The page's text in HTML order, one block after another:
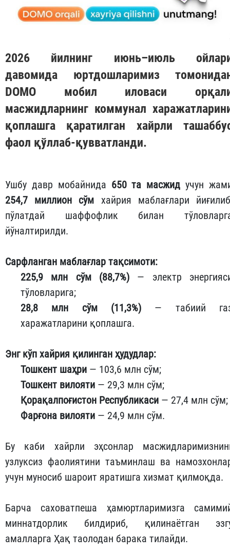
2026 йилнинг июнь–июль
давомида юртдошларимиз
DOMO мобил иловаси
масжидларнинг коммунал
қоплашга қаратилган хайрли
фаол қўллаб-қувватланди.
Ушбу давр мобайнида 650 та масжид учун
254,7 миллион сўм хайрия маблағлари
пўлатдай шаффофлик билан
йўналтирилди.
Сарфланган маблағлар тақсимоти:
225,9 млн сўм (88,7%) — электр
тўловларига;
28,8 млн сўм (11,3%) — табиий
харажатларини қоплашга.
Энг кўп хайрия қилинган ҳудудлар:
Тошкент шаҳри — 103,6 млн сўм;
Тошкент вилояти — 29,3 млн сўм;
Қорақалпоғистон Республикаси — 27,4 млн сўм;
Фарғона вилояти — 24,9 млн сўм.
Бу каби хайрли эҳсонлар
узлуксиз фаолиятини таъминлаш ва
учун муносиб шароит яратишга хизмат қилмоқда.
Барча саховатпеша ҳамюртларимизга
миннатдорлик билдириб, қилинаётган
амалларга Ҳақ таолодан барака тилайди.